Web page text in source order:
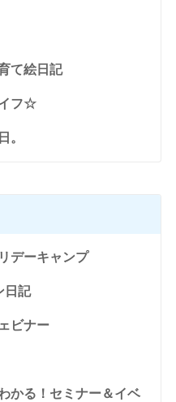
て絵日記
フ☆
。
デーキャンプ
日記
ビナー
かる！セミナー＆イベ